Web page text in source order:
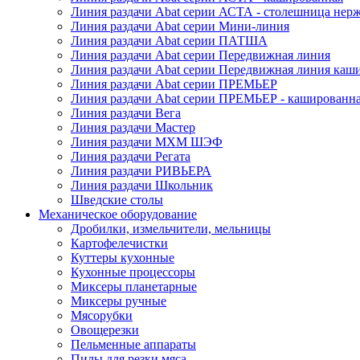
Линия раздачи Abat серии АСТА - столешница
Линия раздачи Abat серии Мини-линия
Линия раздачи Abat серии ПАТША
Линия раздачи Abat серии Передвижная линия
Линия раздачи Abat серии Передвижная линия
Линия раздачи Abat серии ПРЕМЬЕР
Линия раздачи Abat серии ПРЕМЬЕР -
Линия раздачи Вега
Линия раздачи Мастер
Линия раздачи МХМ ШЭФ
Линия раздачи Регата
Линия раздачи РИВЬЕРА
Линия раздачи Школьник
Шведские столы
Механическое оборудование
Дробилки, измельчители, мельницы
Картофелечистки
Куттеры кухонные
Кухонные процессоры
Миксеры планетарные
Миксеры ручные
Мясорубки
Овощерезки
Пельменные аппараты